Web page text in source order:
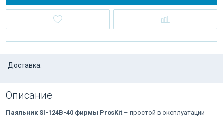
Доставка:
Описание
Паяльник SI-124B-40 фирмы ProsKit – простой в эксплуатации